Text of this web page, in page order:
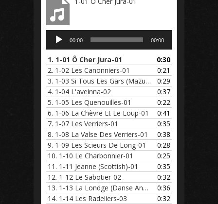
Lecteur
audio
00:00 00:00
1. 1-01 Ô Cher Jura-01
0:30
2. 1-02 Les Canonniers-01
0:21
3. 1-03 Si Tous Les Gars (Mazurka
0:29
4. 1-04 L'aveinna-02
0:37
5. 1-05 Les Quenouilles-01
0:22
6. 1-06 La Chèvre Et Le Loup-01
0:41
7. 1-07 Les Verriers-01
0:35
8. 1-08 La Valse Des Verriers-01
0:38
9. 1-09 Les Scieurs De Long-01
0:28
10. 1-10 Le Charbonnier-01
0:25
11. 1-11 Jeanne (Scottish)-01
0:35
12. 1-12 Le Sabotier-02
0:32
13. 1-13 La Londge (Danse Ancienne
0:36
14. 1-14 Les Radeliers-03
0:32